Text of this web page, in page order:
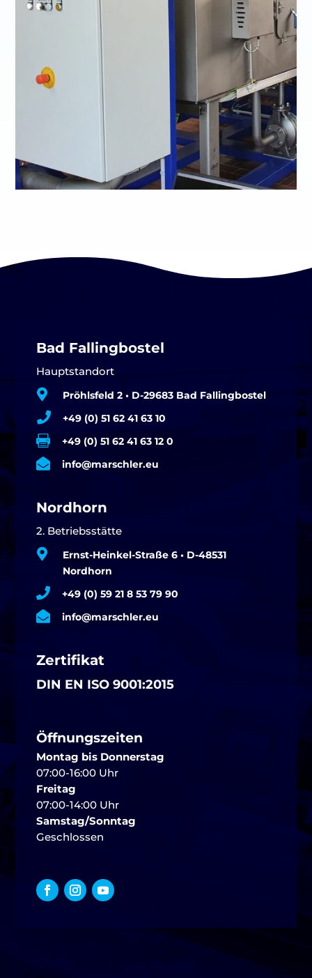
Bad Fallingbostel
Hauptstandort
 Pröhlsfeld 2 • D-29683 Bad Fallingbostel
 +49 (0) 51 62 41 63 10
 +49 (0) 51 62 41 63 12 0
 info@marschler.eu
Nordhorn
2. Betriebsstätte

Ernst-Heinkel-Straße 6 • D-48531
Nordhorn
 +49 (0) 59 21 8 53 79 90
 info@marschler.eu
Zertifikat
DIN EN ISO 9001:2015
Öffnungszeiten
Montag bis Donnerstag
07:00-16:00 Uhr
Freitag
07:00-14:00 Uhr
Samstag/Sonntag
Geschlossen